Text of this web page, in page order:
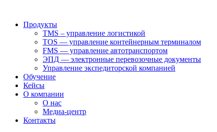
Продукты
TMS – управление логистикой
TOS — управление контейнерным терминалом
FMS — управление автотранспортом
ЭПД — электронные перевозочные документы
Управление экспедиторской компанией
Обучение
Кейсы
О компании
О нас
Медиа-центр
Контакты